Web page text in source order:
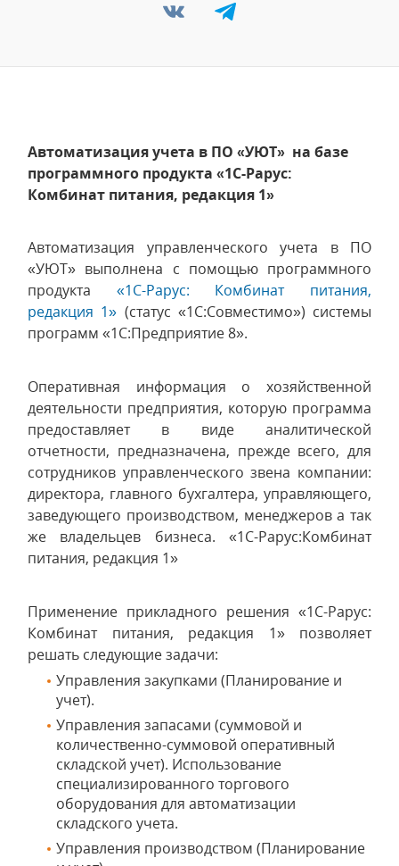
Автоматизация учета в ПО «УЮТ» на базе
программного продукта «1С-Рарус:
Комбинат питания, редакция 1»
Автоматизация управленческого учета в ПО
«УЮТ» выполнена с помощью программного
продукта «1С-Рарус: Комбинат питания,
редакция 1» (статус «1С:Совместимо») системы
программ «1С:Предприятие 8».
Оперативная информация о хозяйственной
деятельности предприятия, которую программа
предоставляет в виде аналитической
отчетности, предназначена, прежде всего, для
сотрудников управленческого звена компании:
директора, главного бухгалтера, управляющего,
заведующего производством, менеджеров а так
же владельцев бизнеса. «1С-Рарус:Комбинат
питания, редакция 1»
Применение прикладного решения «1С-Рарус:
Комбинат питания, редакция 1» позволяет
решать следующие задачи:
Управления закупками (Планирование и
учет).
Управления запасами (суммовой и
количественно-суммовой оперативный
складской учет). Использование
специализированного торгового
оборудования для автоматизации
складского учета.
Управления производством (Планирование